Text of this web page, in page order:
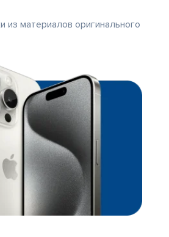
из материалов оригинального